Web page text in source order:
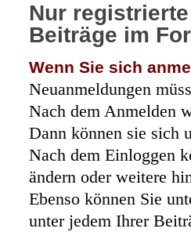
Nur
Beiträge im
Wenn Sie sich
Neuanmeldungen
Nach dem Anmelden
Dann können sie sich
Nach dem Einloggen
ändern oder weitere
Ebenso können Sie
unter jedem Ihrer